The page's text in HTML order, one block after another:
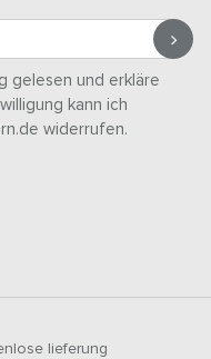
gelesen und erkläre
kann ich
widerrufen.
lieferung